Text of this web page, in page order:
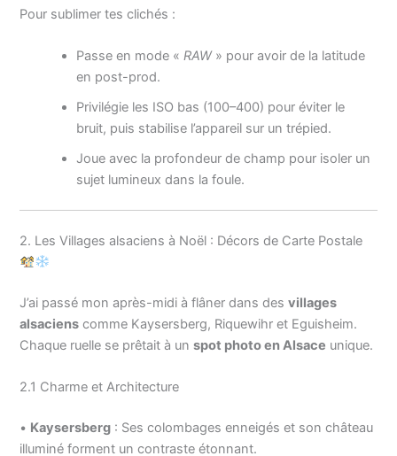
Pour sublimer tes clichés :
Passe en mode «RAW» pour avoir de la latitude
en post-prod.
Privilégie les ISO bas (100–400) pour éviter le
bruit, puis stabilise l’appareil sur un trépied.
Joue avec la profondeur de champ pour isoler un
sujet lumineux dans la foule.
2. Les Villages alsaciens à Noël : Décors de Carte Postale
J’ai passé mon après-midi à flâner dans desvillages
alsaciens comme Kaysersberg, Riquewihr et Eguisheim.
Chaque ruelle se prêtait à unspot photo en Alsace unique.
2.1 Charme et Architecture
• Kaysersberg : Ses colombages enneigés et son château
illuminé forment un contraste étonnant.